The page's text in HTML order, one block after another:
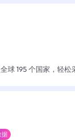
球 195 个国家，轻松
据